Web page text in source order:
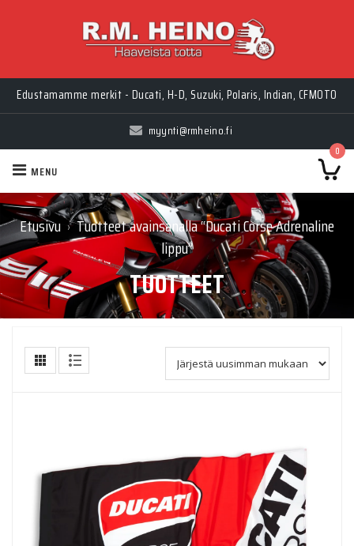
Edustamamme merkit - Ducati, H-D, Suzuki, Polaris, Indian, CFMOTO
myynti@rmheino.fi
0
MENU
Etusivu › Tuotteet avainsanalla “Ducati Corse Adrenaline
lippu”
TUOTTEET